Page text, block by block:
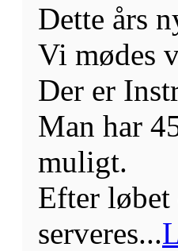
Dette års
Vi mødes
Der er
Man har
muligt.
Efter
serveres...